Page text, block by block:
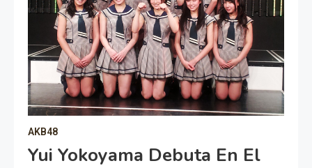
AKB48
Yui Yokoyama Debuta En El